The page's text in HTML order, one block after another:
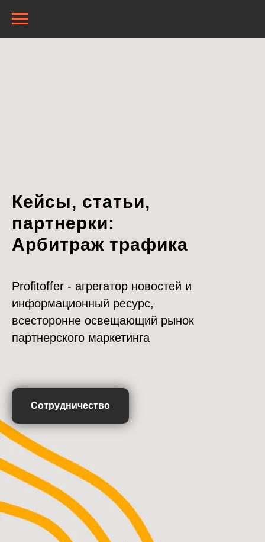
Кейсы, статьи,
партнерки:
Арбитраж трафика
Profitoffer - агрегатор новостей и
информационный ресурс,
всесторонне освещающий рынок
партнерского маркетинга
Сотрудничество